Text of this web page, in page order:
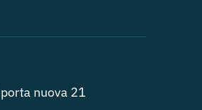
nuova 21